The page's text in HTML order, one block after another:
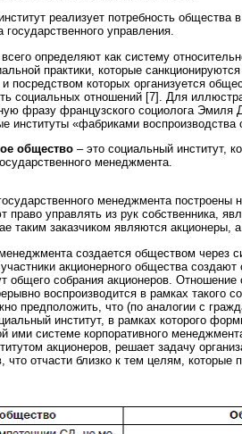
реализует потребность общества
управления.
определяют как систему
практики, которые
которых организуется
социальных отношений [7]. Для
фразу французского социолога Эмиля
институты «фабриками
общество – это социальный институт,
менеджмента.
менеджмента построены
управлять из рук собственника,
таким заказчиком являются акционеры,
создается обществом через
акционерного общества создают
общего собрания акционеров. Отношение
воспроизводится в рамках такого
предположить, что (по аналогии с
институт, в рамках которого
ими системе корпоративного
акционеров, решает задачу
что отчасти близко к тем целям, которые